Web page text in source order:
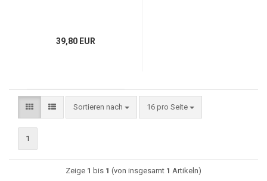
39,80 EUR
Sortieren nach 16 pro Seite
1
Zeige 1 bis 1 (von insgesamt 1 Artikeln)